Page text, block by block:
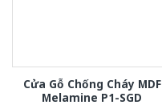
Cửa Gỗ Chống Cháy MDF
Melamine P1-SGD